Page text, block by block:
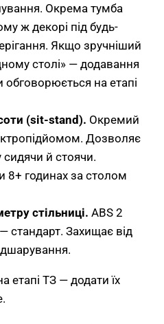
Окрема тумба
ж декорі під будь-
Якщо зручніший
столі» — додавання
обговорюється на етапі
(sit-stand). Окремий
Дозволяє
сидячи й стоячи.
8+ годинах за столом
стільниці. ABS 2
стандарт. Захищає від
етапі ТЗ — додати їх